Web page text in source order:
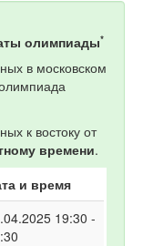
олимпиады*
в московском
к востоку от
времени.
и время
19:30 -